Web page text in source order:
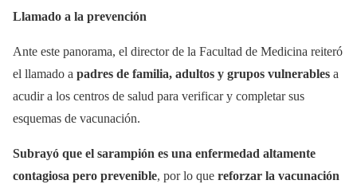
Llamado a la prevención
Ante este panorama, el director de la Facultad de Medicina reiteró
el llamado a padres de familia, adultos y grupos vulnerables a
acudir a los centros de salud para verificar y completar sus
esquemas de vacunación.
Subrayó que el sarampión es una enfermedad altamente
contagiosa pero prevenible, por lo que reforzar la vacunación